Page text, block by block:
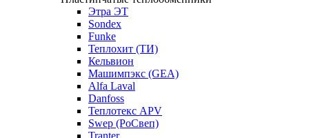
Этра ЭТ
Sondex
Funke
Теплохит (ТИ)
Кельвион
Машимпэкс (GEA)
Alfa Laval
Danfoss
Теплотекс APV
Swep (РоСвеп)
Tranter